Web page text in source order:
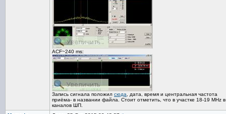
ACF~240 ms:
Запись сигнала положил сюда , дата, время и центральная частота
приёма- в названии файла. Стоит отметить, что в участке 18-19 MHz
каналов ШП.